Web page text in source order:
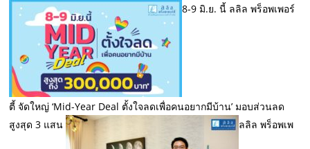
8-9 มิ.ย. นี้ ลลิล พร็อพเพอร์
ตี้ จัดใหญ่ ‘Mid-Year Deal ตั้งใจลดเพื่อคนอยากมีบ้าน’ มอบส่วนลด
สูงสุด 3 แสน
ลลิล พร็อพเพ